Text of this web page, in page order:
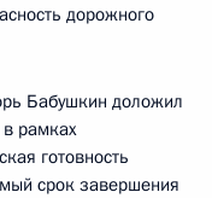
дорожного
Бабушкин доложил
в рамках
готовность
срок завершения